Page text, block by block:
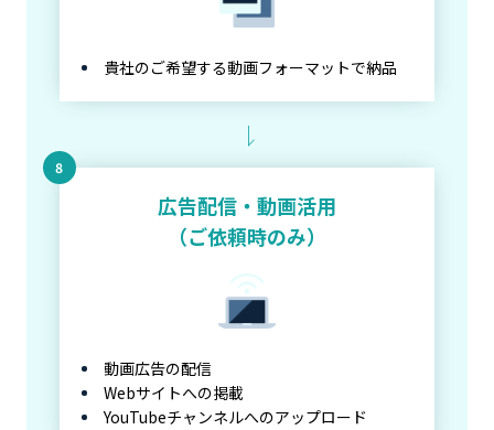
貴社のご希望する動画フォーマットで納品
広告配信・動画活用
（ご依頼時のみ）
動画広告の配信
Webサイトへの掲載
YouTubeチャンネルへのアップロード